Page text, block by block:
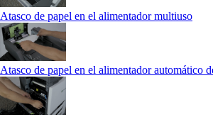
Atasco de papel en el alimentador multiuso
Atasco de papel en el alimentador automático